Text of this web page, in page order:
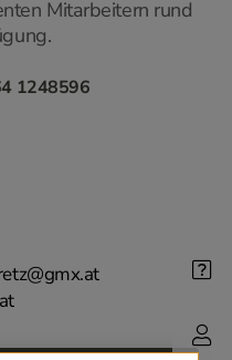
Mitarbeitern rund
1248596